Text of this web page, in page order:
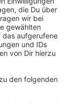
Zentrum
auf die